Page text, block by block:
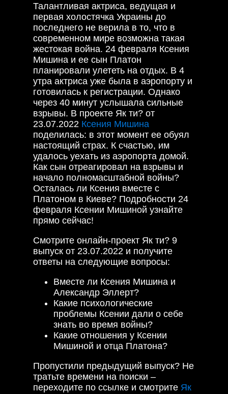
Талантливая актриса, ведущая и
первая холостячка Украины до
последнего не верила в то, что в
современном мире возможна такая
жестокая война. 24 февраля Ксения
Мишина и ее сын Платон
планировали улететь на отдых. В 4
утра актриса уже была в аэропорту и
готовилась к регистрации. Однако
через 40 минут услышала сильные
взрывы. В проекте Як ти? от
23.07.2022 Ксения Мишина
поделилась: в этот момент ее обуял
настоящий страх. К счастью, им
удалось уехать из аэропорта домой.
Как сын отреагировал на взрывы и
начало полномасштабной войны?
Осталась ли Ксения вместе с
Платоном в Киеве? Подробности 24
февраля Ксении Мишиной узнайте
прямо сейчас!
Смотрите онлайн-проект Як ти? 9
выпуск от 23.07.2022 и получите
ответы на следующие вопросы:
Вместе ли Ксения Мишина и
Александр Эллерт?
Какие психологические
проблемы Ксении дали о себе
знать во время войны?
Какие отношения у Ксении
Мишиной и отца Платона?
Пропустили предыдущий выпуск? Не
тратьте времени на поиски –
переходите по ссылке и смотрите Як